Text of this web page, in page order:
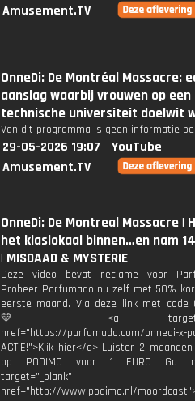
Amusement.TV
OnneDi: De Montréal Massacre:
aanslag waarbij vrouwen op een
technische universiteit doelwit
Van dit programma is geen informatie
29-05-2026 19:07
YouTube
Amusement.TV
OnneDi: De Montreal Massacre |
het klaslokaal binnen…en nam
| MISDAAD & MYSTERIE
Deze video bevat reclame voor
Probeer Parfumado nu zelf met 50%
eerste maand. Via deze link met code
💛 <a
href="https://parfumado.com/onnedi-x-
ACTIE!">Klik hier</a> Luister 2
op PODIMO voor 1 EURO Ga
target="_blank"
href="http://www.podimo.nl/